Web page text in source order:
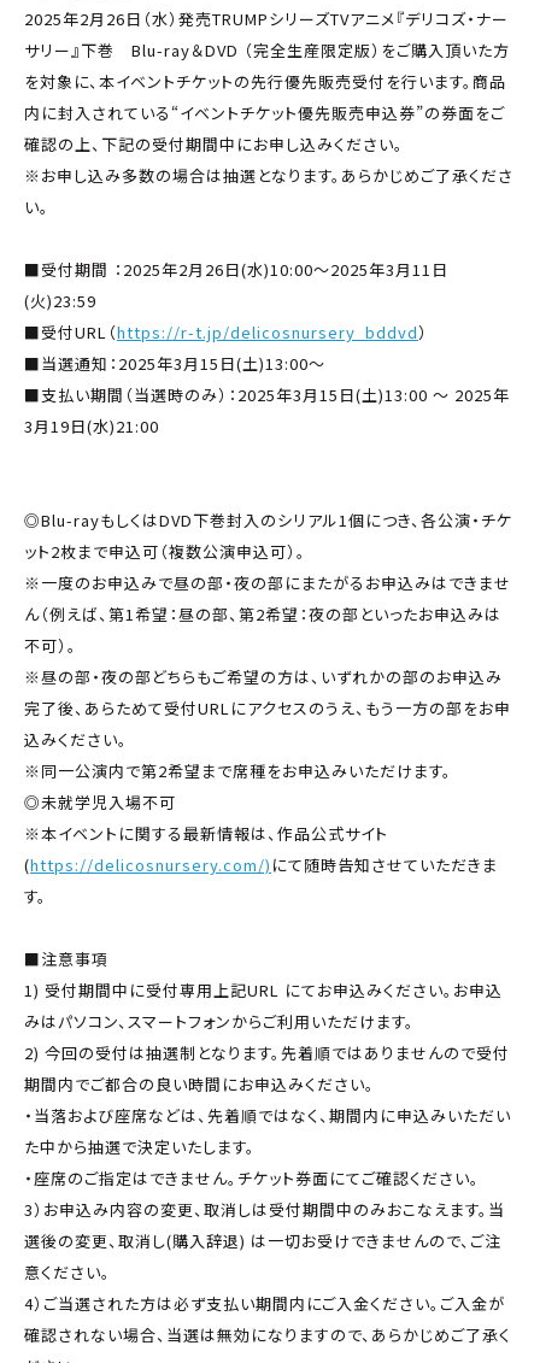
2025年2月26日（水）発売TRUMPシリーズTVアニメ『デリコズ・ナー
サリー』下巻 Blu-ray＆DVD （完全生産限定版）をご購入頂いた方
を対象に、本イベントチケットの先行優先販売受付を行います。商品
内に封入されている“イベントチケット優先販売申込券”の券面をご
確認の上、下記の受付期間中にお申し込みください。
※お申し込み多数の場合は抽選となります。あらかじめご了承くださ
い。
■受付期間 ：2025年2月26日(水)10:00～2025年3月11日
(火)23:59
■受付URL（https://r-t.jp/delicosnursery_bddvd）
■当選通知：2025年3月15日(土)13:00～
■支払い期間（当選時のみ）：2025年3月15日(土)13:00 ～ 2025年
3月19日(水)21:00
◎Blu-rayもしくはDVD下巻封入のシリアル1個につき、各公演・チケ
ット2枚まで申込可（複数公演申込可）。
※一度のお申込みで昼の部・夜の部にまたがるお申込みはできませ
ん（例えば、第1希望：昼の部、第2希望：夜の部といったお申込みは
不可）。
※昼の部・夜の部どちらもご希望の方は、いずれかの部のお申込み
完了後、あらためて受付URLにアクセスのうえ、もう一方の部をお申
込みください。
※同一公演内で第2希望まで席種をお申込みいただけます。
◎未就学児入場不可
※本イベントに関する最新情報は、作品公式サイト
(https://delicosnursery.com/) にて随時告知させていただきま
す。
■注意事項
1) 受付期間中に受付専用上記URL にてお申込みください。お申込
みはパソコン、スマートフォンからご利用いただけます。
2) 今回の受付は抽選制となります。先着順ではありませんので受付
期間内でご都合の良い時間にお申込みください。
・当落および座席などは、先着順ではなく、期間内に申込みいただい
た中から抽選で決定いたします。
・座席のご指定はできません。チケット券面にてご確認ください。
3）お申込み内容の変更、取消しは受付期間中のみおこなえます。当
選後の変更、取消し(購入辞退) は一切お受けできませんので、ご注
意ください。
4）ご当選された方は必ず支払い期間内にご入金ください。ご入金が
確認されない場合、当選は無効になりますので、あらかじめご了承く